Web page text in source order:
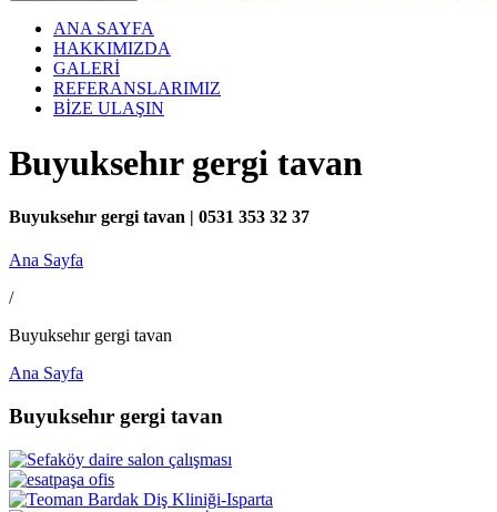
ANA SAYFA
HAKKIMIZDA
GALERİ
REFERANSLARIMIZ
BİZE ULAŞIN
Buyuksehır gergi tavan
Buyuksehır gergi tavan | 0531 353 32 37
Ana Sayfa
/
Buyuksehır gergi tavan
Ana Sayfa
Buyuksehır gergi tavan